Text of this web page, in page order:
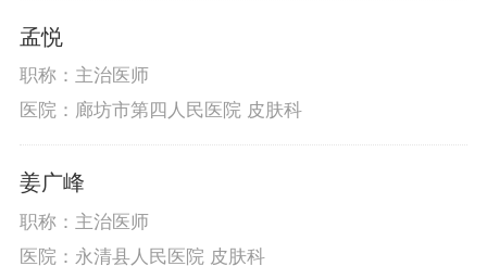
孟悦
职称：主治医师
医院：廊坊市第四人民医院 皮肤科
姜广峰
职称：主治医师
医院：永清县人民医院 皮肤科